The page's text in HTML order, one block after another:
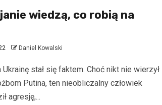
wiedzą, co robią na
Daniel Kowalski
Ukrainę stał się faktem. Choć nikt nie wierzył
Putina, ten nieobliczalny człowiek
agresję,...